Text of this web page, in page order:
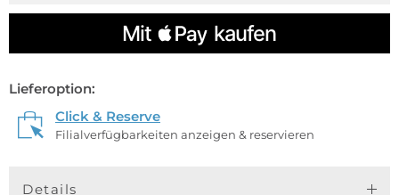
Lieferoption:
Click & Reserve
Filialverfügbarkeiten anzeigen & reservieren
Details